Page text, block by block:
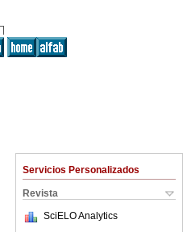
Servicios Personalizados
Revista
SciELO Analytics